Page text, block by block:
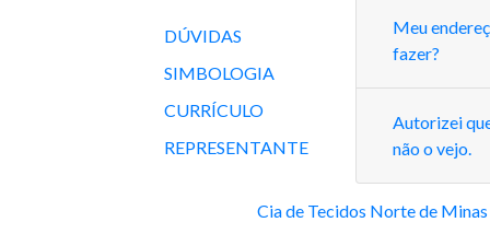
DÚVIDAS
SIMBOLOGIA
CURRÍCULO
REPRESENTANTE
Meu
fazer?
Autorizei
não o vejo.
Cia de Tecidos Norte de Minas